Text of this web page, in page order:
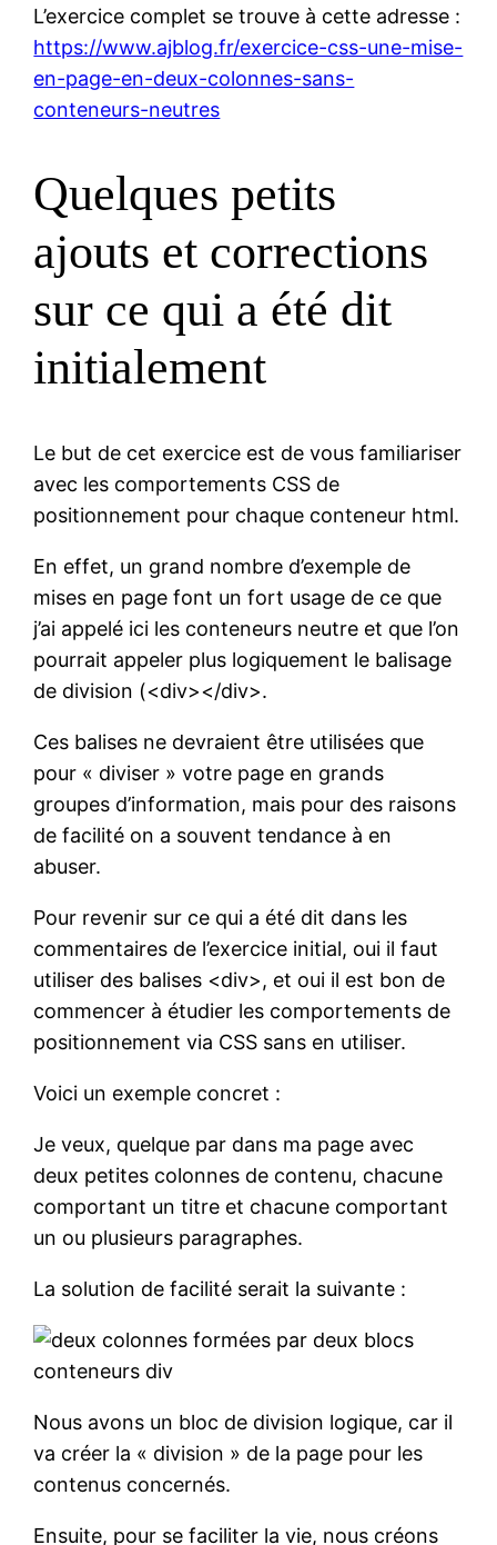
L’exercice complet se trouve à cette adresse :
https://www.ajblog.fr/exercice-css-une-mise-
en-page-en-deux-colonnes-sans-
conteneurs-neutres
Quelques petits
ajouts et corrections
sur ce qui a été dit
initialement
Le but de cet exercice est de vous familiariser
avec les comportements CSS de
positionnement pour chaque conteneur html.
En effet, un grand nombre d’exemple de
mises en page font un fort usage de ce que
j’ai appelé ici les conteneurs neutre et que l’on
pourrait appeler plus logiquement le balisage
de division (<div></div>.
Ces balises ne devraient être utilisées que
pour « diviser » votre page en grands
groupes d’information, mais pour des raisons
de facilité on a souvent tendance à en
abuser.
Pour revenir sur ce qui a été dit dans les
commentaires de l’exercice initial, oui il faut
utiliser des balises <div>, et oui il est bon de
commencer à étudier les comportements de
positionnement via CSS sans en utiliser.
Voici un exemple concret :
Je veux, quelque par dans ma page avec
deux petites colonnes de contenu, chacune
comportant un titre et chacune comportant
un ou plusieurs paragraphes.
La solution de facilité serait la suivante :
Nous avons un bloc de division logique, car il
va créer la « division » de la page pour les
contenus concernés.
Ensuite, pour se faciliter la vie, nous créons